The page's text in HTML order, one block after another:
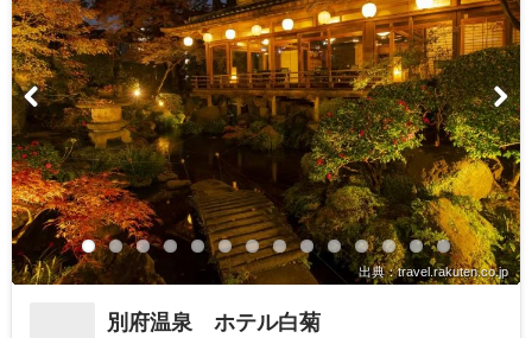
出典：travel.rakuten.co.jp
別府温泉 ホテル白菊